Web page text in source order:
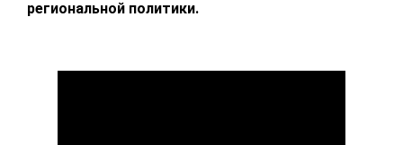
региональной политики.